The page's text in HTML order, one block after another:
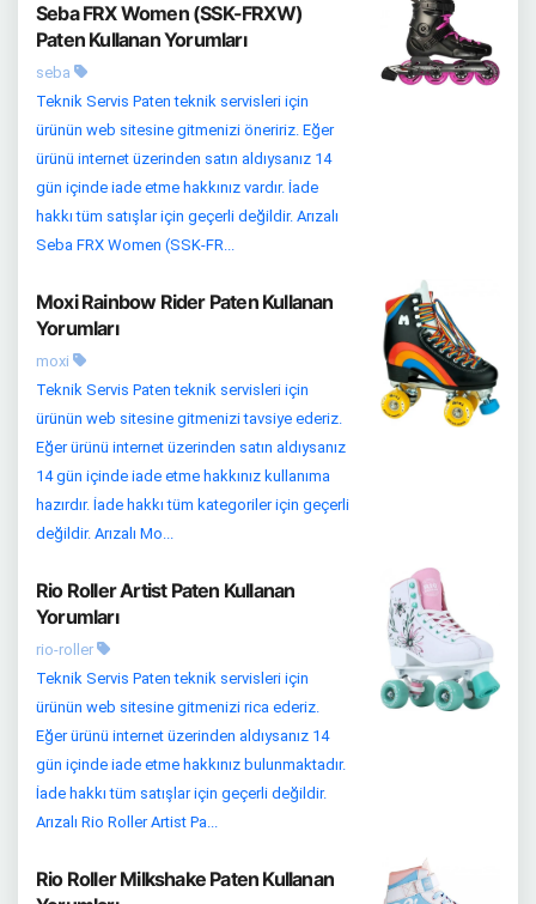
Seba FRX Women (SSK-FRXW)
Paten Kullanan Yorumları
seba
Teknik Servis Paten teknik servisleri için
ürünün web sitesine gitmenizi öneririz. Eğer
ürünü internet üzerinden satın aldıysanız 14
gün içinde iade etme hakkınız vardır. İade
hakkı tüm satışlar için geçerli değildir. Arızalı
Seba FRX Women (SSK-FR...
Moxi Rainbow Rider Paten Kullanan
Yorumları
moxi
Teknik Servis Paten teknik servisleri için
ürünün web sitesine gitmenizi tavsiye ederiz.
Eğer ürünü internet üzerinden satın aldıysanız
14 gün içinde iade etme hakkınız kullanıma
hazırdır. İade hakkı tüm kategoriler için geçerli
değildir. Arızalı Mo...
Rio Roller Artist Paten Kullanan
Yorumları
rio-roller
Teknik Servis Paten teknik servisleri için
ürünün web sitesine gitmenizi rica ederiz.
Eğer ürünü internet üzerinden aldıysanız 14
gün içinde iade etme hakkınız bulunmaktadır.
İade hakkı tüm satışlar için geçerli değildir.
Arızalı Rio Roller Artist Pa...
Rio Roller Milkshake Paten Kullanan